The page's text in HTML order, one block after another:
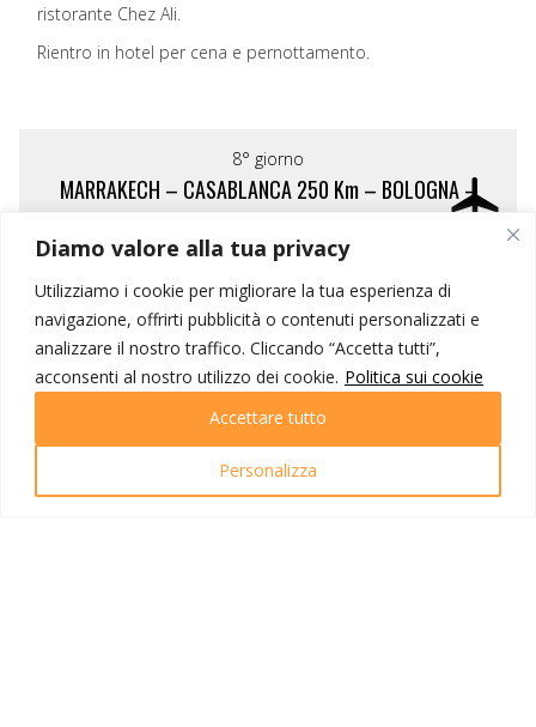
Diamo valore alla tua privacy
Utilizziamo i cookie per migliorare la tua esperienza di
navigazione, offrirti pubblicità o contenuti personalizzati e
analizzare il nostro traffico. Cliccando “Accetta tutti”,
acconsenti al nostro utilizzo dei cookie. Politica sui cookie
Personalizza
Accettare tutto
ristorante Chez Ali.
Rientro in hotel per cena e pernottamento.
8° giorno
MARRAKECH – CASABLANCA 250 Km – BOLOGNA –
Prima colazione in hotel. Al mattino partenza in pullman per
Casablanca.
In tempo utile, trasferimento in aeroporto per le operazioni di
imbarco sul volo per Bologna delle ore 12.35 con arrivo alle